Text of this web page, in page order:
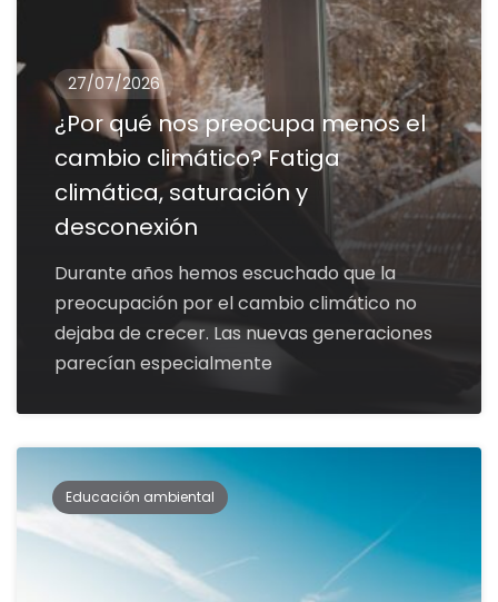
27/07/2026
¿Por qué nos preocupa menos el
cambio climático? Fatiga
climática, saturación y
desconexión
Durante años hemos escuchado que la
preocupación por el cambio climático no
dejaba de crecer. Las nuevas generaciones
parecían especialmente
Educación ambiental